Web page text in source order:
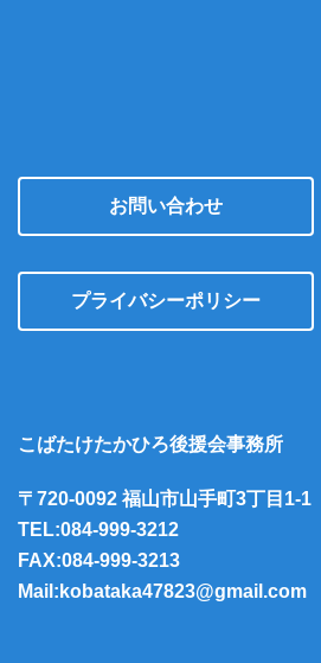
お問い合わせ
プライバシーポリシー
こばたけたかひろ後援会事務所
〒720-0092 福山市山手町3丁目1-1
TEL:084-999-3212
FAX:084-999-3213
Mail:kobataka47823@gmail.com